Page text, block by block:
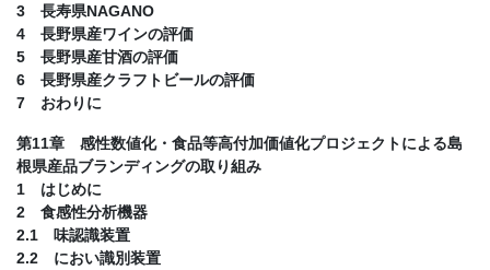
3 長寿県NAGANO
4 長野県産ワインの評価
5 長野県産甘酒の評価
6 長野県産クラフトビールの評価
7 おわりに
第11章 感性数値化・食品等高付加価値化プロジェクトによる島
根県産品ブランディングの取り組み
1 はじめに
2 食感性分析機器
2.1 味認識装置
2.2 におい識別装置